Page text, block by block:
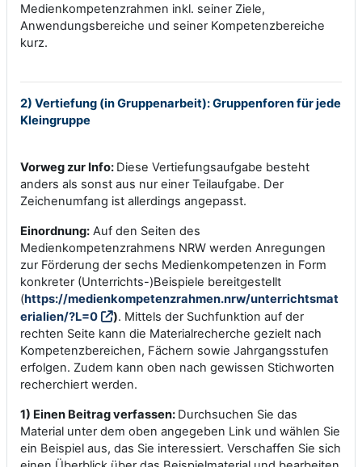
Medienkompetenzrahmen inkl. seiner Ziele,
Anwendungsbereiche und seiner Kompetenzbereiche
kurz.
2) Vertiefung (in Gruppenarbeit): Gruppenforen für jede
Kleingruppe
Vorweg zur Info: Diese Vertiefungsaufgabe besteht
anders als sonst aus nur einer Teilaufgabe. Der
Zeichenumfang ist allerdings angepasst.
Einordnung: Auf den Seiten des
Medienkompetenzrahmens NRW werden Anregungen
zur Förderung der sechs Medienkompetenzen in Form
konkreter (Unterrichts-)Beispiele bereitgestellt
(https://medienkompetenzrahmen.nrw/unterrichtsmat
erialien/?L=0
). Mittels der Suchfunktion auf der
rechten Seite kann die Materialrecherche gezielt nach
Kompetenzbereichen, Fächern sowie Jahrgangsstufen
erfolgen. Zudem kann oben nach gewissen Stichworten
recherchiert werden.
1) Einen Beitrag verfassen: Durchsuchen Sie das
Material unter dem oben angegeben Link und wählen Sie
ein Beispiel aus, das Sie interessiert. Verschaffen Sie sich